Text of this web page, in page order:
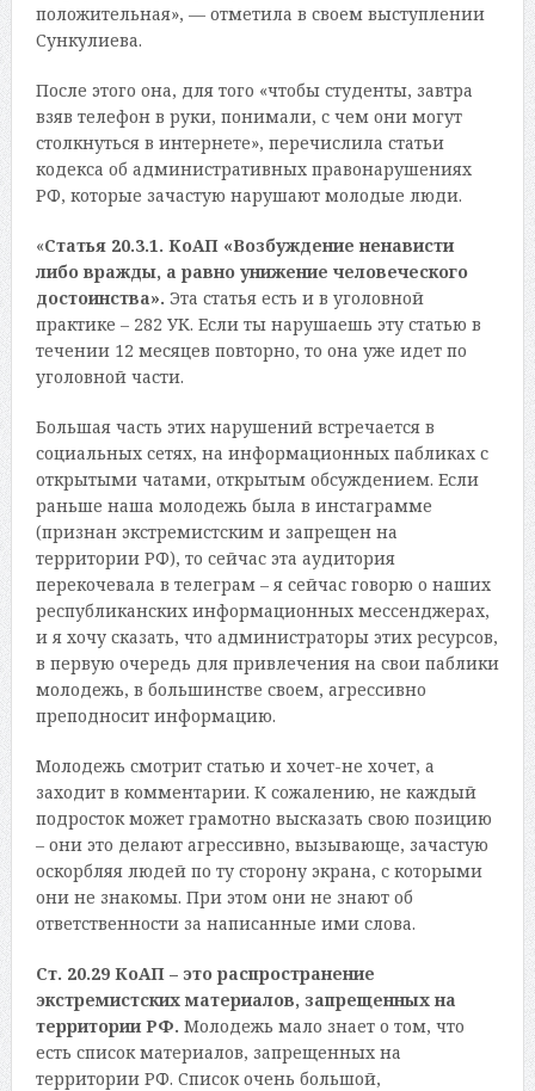
положительная», — отметила в своем выступлении
Сункулиева.
После этого она, для того «чтобы студенты, завтра
взяв телефон в руки, понимали, с чем они могут
столкнуться в интернете», перечислила статьи
кодекса об административных правонарушениях
РФ, которые зачастую нарушают молодые люди.
«Статья 20.3.1. КоАП «Возбуждение ненависти
либо вражды, а равно унижение человеческого
достоинства». Эта статья есть и в уголовной
практике – 282 УК. Если ты нарушаешь эту статью в
течении 12 месяцев повторно, то она уже идет по
уголовной части.
Большая часть этих нарушений встречается в
социальных сетях, на информационных пабликах с
открытыми чатами, открытым обсуждением. Если
раньше наша молодежь была в инстаграмме
(признан экстремистским и запрещен на
территории РФ), то сейчас эта аудитория
перекочевала в телеграм – я сейчас говорю о наших
республиканских информационных мессенджерах,
и я хочу сказать, что администраторы этих ресурсов,
в первую очередь для привлечения на свои паблики
молодежь, в большинстве своем, агрессивно
преподносит информацию.
Молодежь смотрит статью и хочет-не хочет, а
заходит в комментарии. К сожалению, не каждый
подросток может грамотно высказать свою позицию
– они это делают агрессивно, вызывающе, зачастую
оскорбляя людей по ту сторону экрана, с которыми
они не знакомы. При этом они не знают об
ответственности за написанные ими слова.
Ст. 20.29 КоАП – это распространение
экстремистских материалов, запрещенных на
территории РФ. Молодежь мало знает о том, что
есть список материалов, запрещенных на
территории РФ. Список очень большой,